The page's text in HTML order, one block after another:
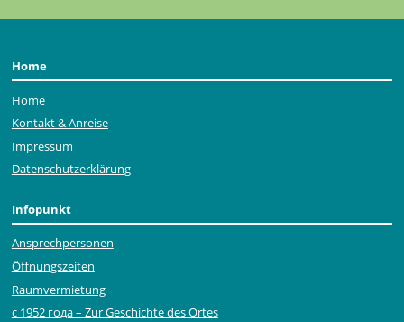
Home
Home
Kontakt & Anreise
Impressum
Datenschutzerklärung
Infopunkt
Ansprechpersonen
Öffnungszeiten
Raumvermietung
с 1952 года – Zur Geschichte des Ortes